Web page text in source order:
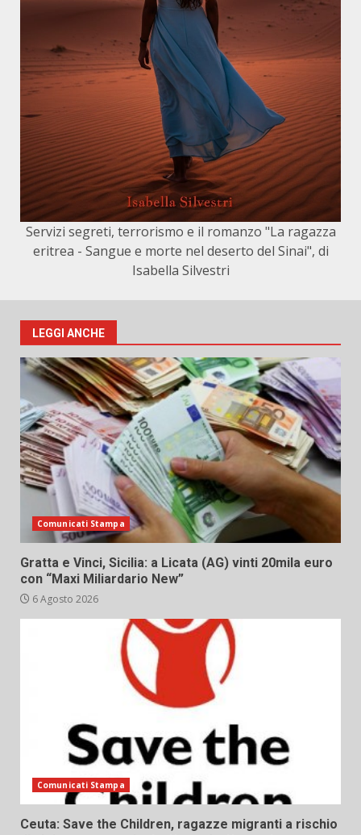
Servizi segreti, terrorismo e il romanzo "La ragazza
eritrea - Sangue e morte nel deserto del Sinai", di
Isabella Silvestri
LEGGI ANCHE
Comunicati Stampa
Gratta e Vinci, Sicilia: a Licata (AG) vinti 20mila euro
con “Maxi Miliardario New”
6 Agosto 2026
Comunicati Stampa
Ceuta: Save the Children, ragazze migranti a rischio